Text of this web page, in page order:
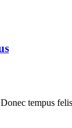
tempus